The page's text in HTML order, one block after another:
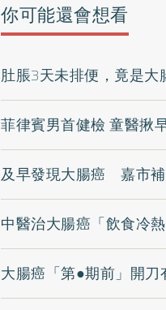
你可能還會想看
肚脹3天未排便，竟是
菲律賓男首健檢 童醫揪
及早發現大腸癌 嘉市
中醫治大腸癌「飲食冷
大腸癌「第●期前」開刀